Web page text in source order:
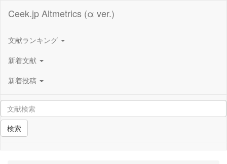
Ceek.jp Altmetrics (α ver.)
文献ランキング
新着文献
新着投稿
検索